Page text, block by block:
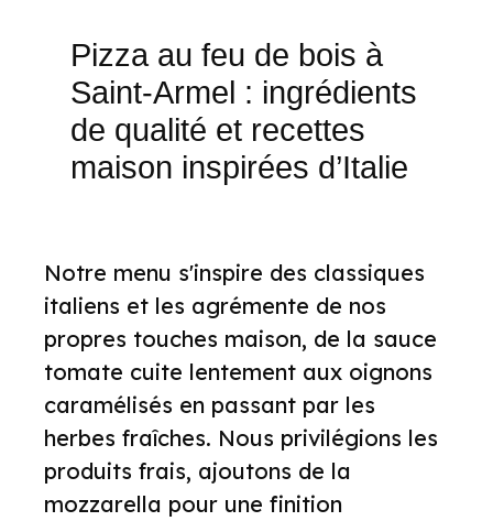
Pizza au feu de bois à
Saint-Armel : ingrédients
de qualité et recettes
maison inspirées d’Italie
Notre menu s'inspire des classiques
italiens et les agrémente de nos
propres touches maison, de la sauce
tomate cuite lentement aux oignons
caramélisés en passant par les
herbes fraîches. Nous privilégions les
produits frais, ajoutons de la
mozzarella pour une finition